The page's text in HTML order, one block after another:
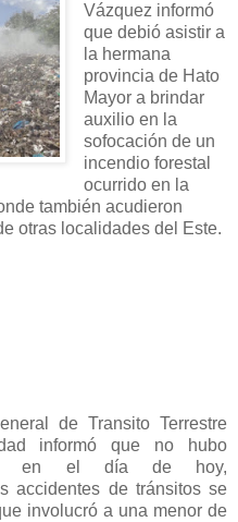
Vázquez informó
que debió asistir a
la hermana
provincia de Hato
Mayor a brindar
auxilio en la
sofocación de un
incendio forestal
ocurrido en la
también acudieron
otras localidades del Este.
de Transito Terrestre
informó que no hubo
en el día de hoy,
accidentes de tránsitos se
involucró a una menor de